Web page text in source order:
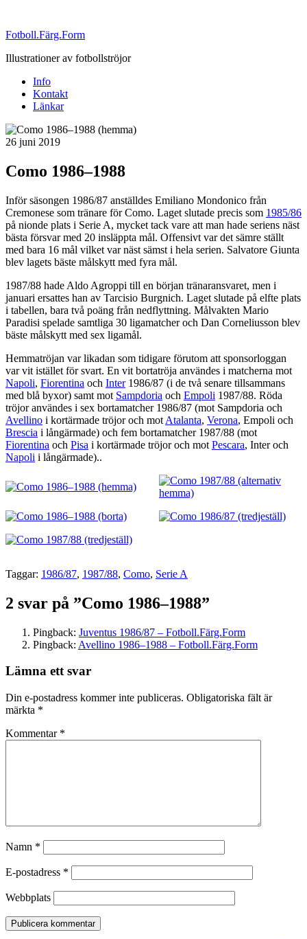
Fotboll.Färg.Form
Illustrationer av fotbollströjor
Info
Kontakt
Länkar
Publicerat
26 juni 2019
Como 1986–1988
Inför säsongen 1986/87 anställdes Emiliano Mondonico från
Cremonese som tränare för Como. Laget slutade precis som 1985/86
på nionde plats i Serie A, mycket tack vare att man hade seriens näst
bästa försvar med 20 insläppta mål. Offensivt var det sämre ställt
med bara 16 mål vilket var näst sämst i hela serien. Salvatore Giunta
blev lagets bäste målskytt med fyra mål.
1987/88 hade Aldo Agroppi till en början tränaransvaret, men i
januari ersattes han av Tarcisio Burgnich. Laget slutade på elfte plats
i tabellen, bara två poäng från nedflyttning. Målvakten Mario
Paradisi spelade samtliga 30 ligamatcher och Dan Corneliusson blev
bäste målskytt med sex ligamål.
Hemmatröjan var likadan som tidigare förutom att sponsorloggan
var vit istället för svart. En vit bortatröja användes i matcherna mot
Napoli, Fiorentina och Inter1986/87 (i de två senare tillsammans
med blå byxor) samt mot Sampdoria och Empoli 1987/88. Röda
tröjor användes i sex bortamatcher 1986/87 (mot Sampdoria och
Avellino i kortärmade tröjor och mot Atalanta, Verona, Empoli och
Brescia i långärmade) och fem bortamatcher 1987/88 (mot
Fiorentina och Pisa i kortärmade tröjor och mot Pescara, Inter och
Napoli i långärmade)..
Taggar: 1986/87, 1987/88, Como, Serie A
2 svar på ”Como 1986–1988”
Pingback: Juventus 1986/87 – Fotboll.Färg.Form
Pingback: Avellino 1986–1988 – Fotboll.Färg.Form
Lämna ett svar
Din e-postadress kommer inte publiceras. Obligatoriska fält är
märkta *
Kommentar *
Namn *
E-postadress *
Webbplats